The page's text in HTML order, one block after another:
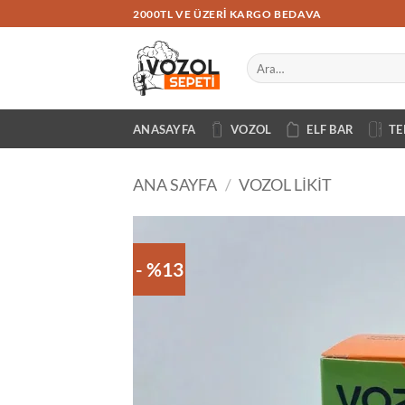
atla
2000TL VE ÜZERI KARGO BEDAVA
Ara:
ANASAYFA VOZOL ELF BAR
ANA SAYFA / VOZOL LIKIT
- %13